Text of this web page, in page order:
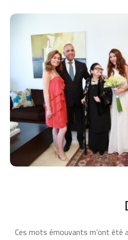
Ces mots émouvants m’ont été